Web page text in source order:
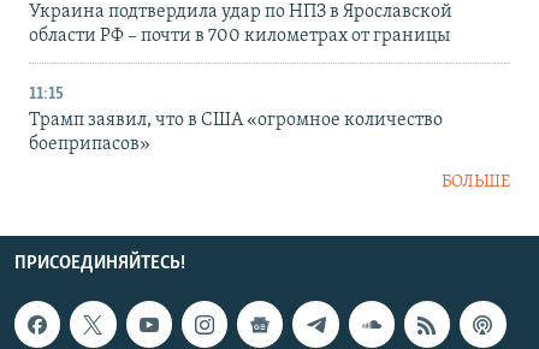
Украина подтвердила удар по НПЗ в Ярославской
области РФ – почти в 700 километрах от границы
11:15
Трамп заявил, что в США «огромное количество
боеприпасов»
БОЛЬШЕ
ПРИСОЕДИНЯЙТЕСЬ!